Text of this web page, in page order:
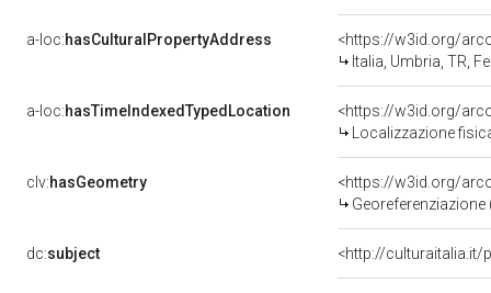
a-loc:hasCulturalPropertyAddress
<https://w3id.org/
Italia, Umbria, TR,
a-loc:hasTimeIndexedTypedLocation
<https://w3id.org/
Localizzazione
clv:hasGeometry
<https://w3id.org/
dc:subject <http://culturaitalia.it/